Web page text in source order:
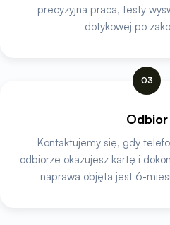
precyzyjna praca, testy
dotykowej po
03
Odbior
Kontaktujemy się, gdy
odbiorze okazujesz kartę i
naprawa objęta jest 6-